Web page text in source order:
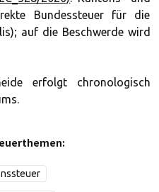
Bundessteuer für die
auf die Beschwerde wird
erfolgt chronologisch